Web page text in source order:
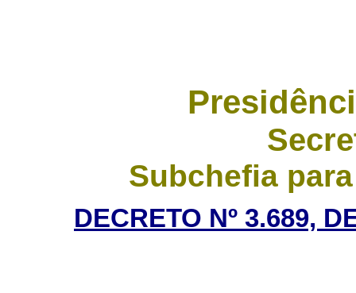
Subchefia
DECRETO Nº 3.689,